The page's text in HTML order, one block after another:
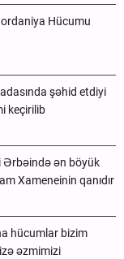
Hücumu
şəhid etdiyi
keçirilib
Ərbəində ən böyük
Xameneinin qanıdır
hücumlar bizim
əzmimizi